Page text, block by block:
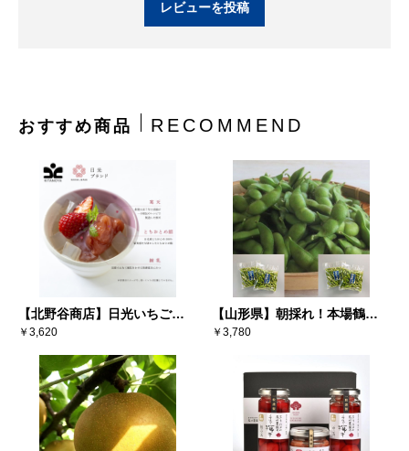
レビューを投稿
おすすめ商品 RECOMMEND
【北野谷商店】日光いちごミ
ルクあんみつ（6個入り）
￥3,620
【山形県】朝採れ！本場鶴岡
白山地区（寺田産）だだちゃ
￥3,780